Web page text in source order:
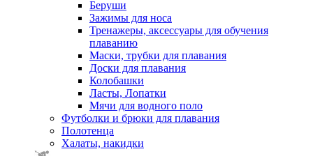
Беруши
Зажимы для носа
Тренажеры, аксессуары для обучения
плаванию
Маски, трубки для плавания
Доски для плавания
Колобашки
Ласты, Лопатки
Мячи для водного поло
Футболки и брюки для плавания
Полотенца
Халаты, накидки